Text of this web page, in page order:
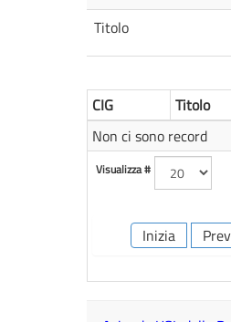
Titolo
CIG Titolo
Visualizza #
Inizia Prev
Non ci sono record